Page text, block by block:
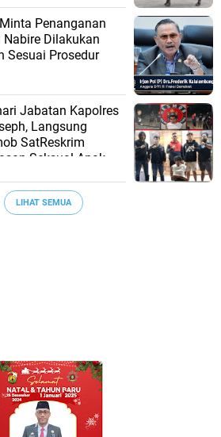
Penanganan
Dilakukan
Sesuai Prosedur
Jabatan Kapolres
Langsung
SatReskrim
Seksual Anak
LIHAT SEMUA